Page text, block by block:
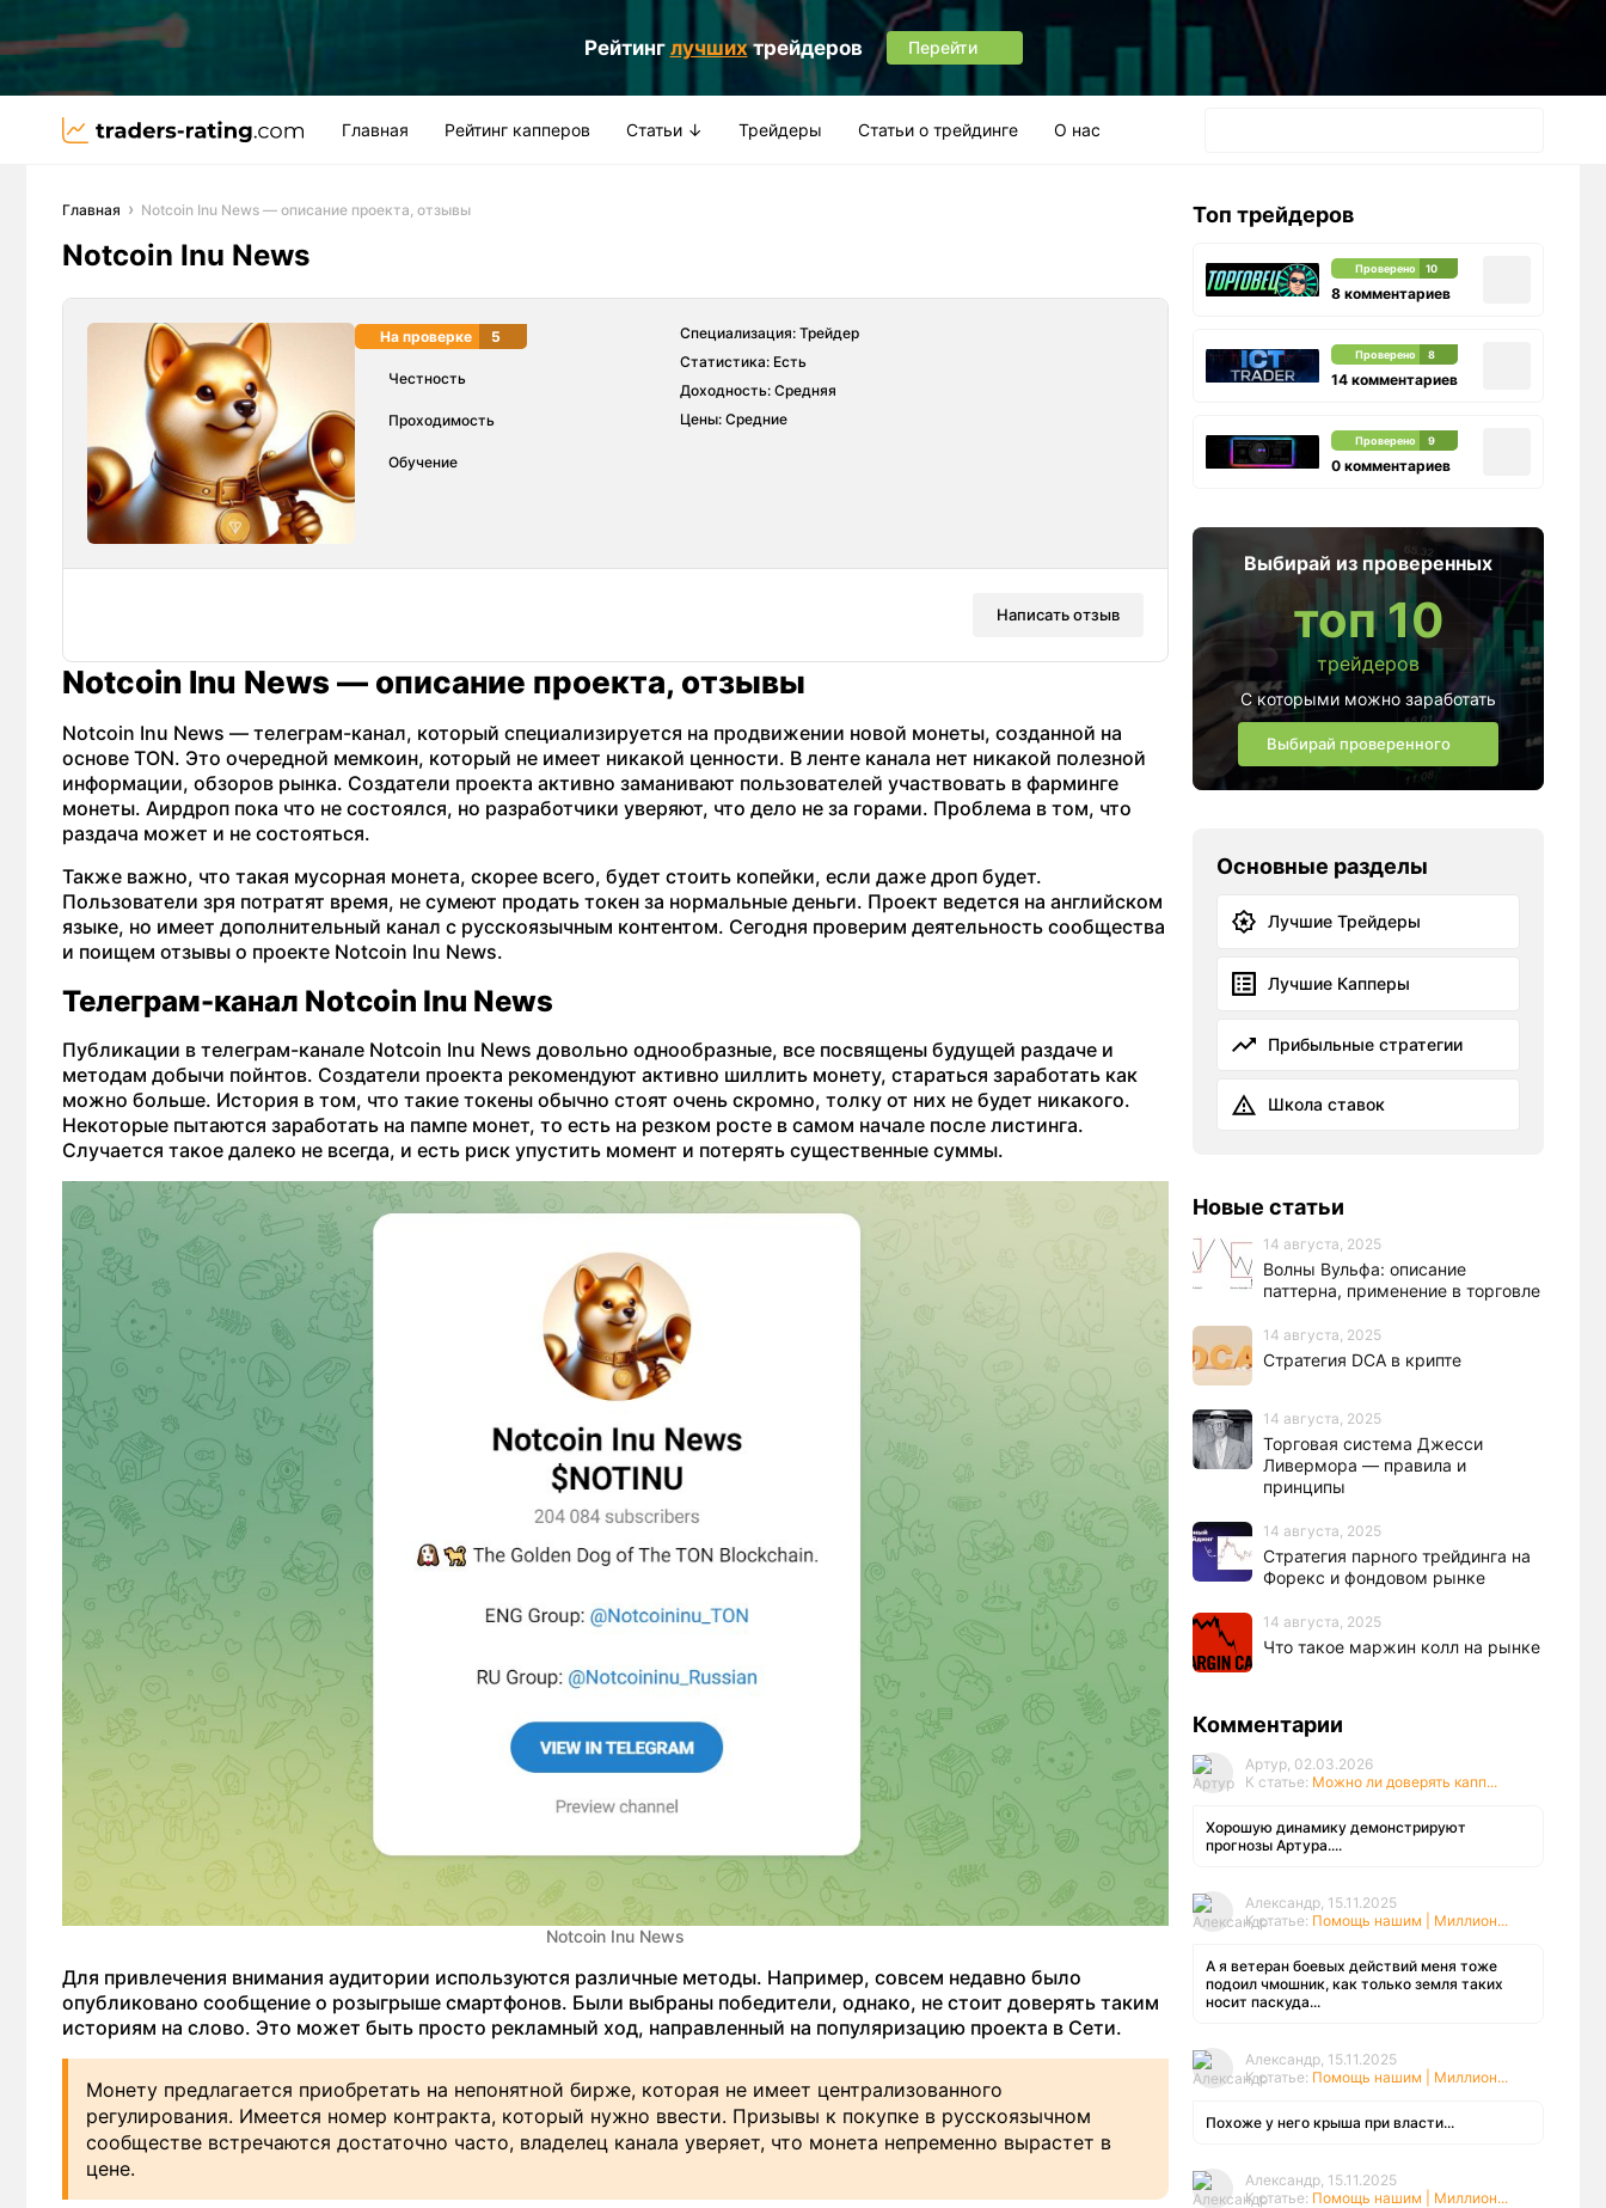
Рейтинг лучшихтрейдеров Перейти
Главная Рейтинг капперов Статьи ↓ Трейдеры Статьи о трейдинге О нас
Главная Notcoin Inu News — описание проекта, отзывы
Notcoin Inu News
На проверке 5
Честность
Проходимость
Обучение
Специализация: Трейдер
Статистика: Есть
Доходность: Средняя
Цены: Средние
Написать отзыв
Notcoin Inu News — описание проекта, отзывы
Notcoin Inu News — телеграм-канал, который специализируется на продвижении новой монеты, созданной на
основе TON. Это очередной мемкоин, который не имеет никакой ценности. В ленте канала нет никакой полезной
информации, обзоров рынка. Создатели проекта активно заманивают пользователей участвовать в фарминге
монеты. Аирдроп пока что не состоялся, но разработчики уверяют, что дело не за горами. Проблема в том, что
раздача может и не состояться.
Также важно, что такая мусорная монета, скорее всего, будет стоить копейки, если даже дроп будет.
Пользователи зря потратят время, не сумеют продать токен за нормальные деньги. Проект ведется на английском
языке, но имеет дополнительный канал с русскоязычным контентом. Сегодня проверим деятельность сообщества
и поищем отзывы о проекте Notcoin Inu News.
Телеграм-канал Notcoin Inu News
Публикации в телеграм-канале Notcoin Inu News довольно однообразные, все посвящены будущей раздаче и
методам добычи пойнтов. Создатели проекта рекомендуют активно шиллить монету, стараться заработать как
можно больше. История в том, что такие токены обычно стоят очень скромно, толку от них не будет никакого.
Некоторые пытаются заработать на пампе монет, то есть на резком росте в самом начале после листинга.
Случается такое далеко не всегда, и есть риск упустить момент и потерять существенные суммы.
Notcoin Inu News
Для привлечения внимания аудитории используются различные методы. Например, совсем недавно было
опубликовано сообщение о розыгрыше смартфонов. Были выбраны победители, однако, не стоит доверять таким
историям на слово. Это может быть просто рекламный ход, направленный на популяризацию проекта в Сети.
Монету предлагается приобретать на непонятной бирже, которая не имеет централизованного
регулирования. Имеется номер контракта, который нужно ввести. Призывы к покупке в русскоязычном
сообществе встречаются достаточно часто, владелец канала уверяет, что монета непременно вырастет в
цене.
Топ трейдеров
Проверено 10
8 комментариев
Проверено 8
14 комментариев
Проверено 9
0 комментариев
Выбирай из проверенных
топ 10
трейдеров
С которыми можно заработать
Выбирай проверенного
Основные разделы
Лучшие Трейдеры
Лучшие Капперы
Прибыльные стратегии
Школа ставок
Новые статьи
14 августа, 2025
Волны Вульфа: описание
паттерна, применение в торговле
14 августа, 2025
Стратегия DCA в крипте
14 августа, 2025
Торговая система Джесси
Ливермора — правила и
принципы
14 августа, 2025
Стратегия парного трейдинга на
Форекс и фондовом рынке
14 августа, 2025
Что такое маржин колл на рынке
Комментарии
Артур, 02.03.2026
К статье: Можно ли доверять капп...
Хорошую динамику демонстрируют
прогнозы Артура....
Александр, 15.11.2025
К статье: Помощь нашим | Миллион...
А я ветеран боевых действий меня тоже
подоил чмошник, как только земля таких
носит паскуда...
Александр, 15.11.2025
К статье: Помощь нашим | Миллион...
Похоже у него крыша при власти...
Александр, 15.11.2025
К статье: Помощь нашим | Миллион...